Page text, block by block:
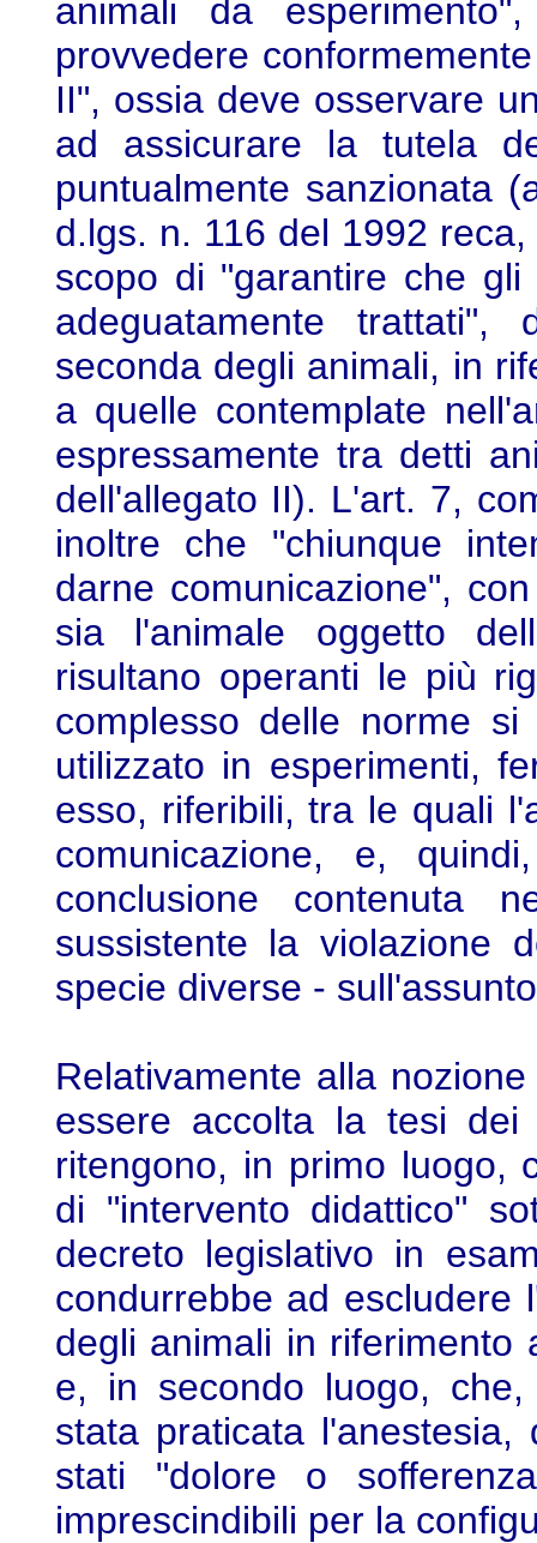
animali da
provvedere
II", ossia deve osservare
ad assicurare la tutela
puntualmente sanzionata
d.lgs. n. 116 del 1992
scopo di "garantire che
adeguatamente trattati",
seconda degli animali, in
a quelle contemplate
espressamente tra detti
dell'allegato II). L'art. 7,
inoltre che "chiunque
darne comunicazione",
sia l'animale oggetto
risultano operanti le più
complesso delle norme
utilizzato in esperimenti,
esso, riferibili, tra le quali
comunicazione, e,
conclusione contenuta
sussistente la violazione
specie diverse -
Relativamente alla
essere accolta la tesi
ritengono, in primo luogo,
di "intervento didattico"
decreto legislativo in
condurrebbe ad escludere
degli animali in riferimento
e, in secondo luogo,
stata praticata
stati "dolore o
imprescindibili per la